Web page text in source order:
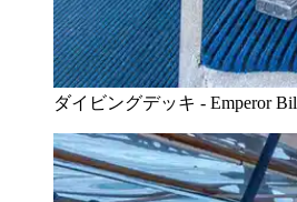
ダイビングデッキ - Emperor